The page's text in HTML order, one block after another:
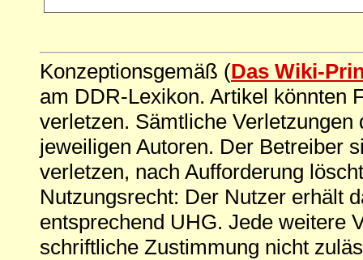
Konzeptionsgemäß (Das Wiki-
am DDR-Lexikon. Artikel könnten
verletzen. Sämtliche
jeweiligen Autoren. Der Betreiber
verletzen, nach Aufforderung
Nutzungsrecht: Der Nutzer erhält
entsprechend UHG. Jede weitere
schriftliche Zustimmung nicht